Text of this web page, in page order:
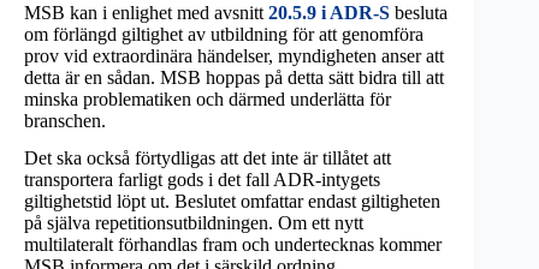
MSB kan i enlighet med avsnitt 20.5.9 i ADR-S besluta
om förlängd giltighet av utbildning för att genomföra
prov vid extraordinära händelser, myndigheten anser att
detta är en sådan. MSB hoppas på detta sätt bidra till att
minska problematiken och därmed underlätta för
branschen.
Det ska också förtydligas att det inte är tillåtet att
transportera farligt gods i det fall ADR-intygets
giltighetstid löpt ut. Beslutet omfattar endast giltigheten
på själva repetitionsutbildningen. Om ett nytt
multilateralt förhandlas fram och undertecknas kommer